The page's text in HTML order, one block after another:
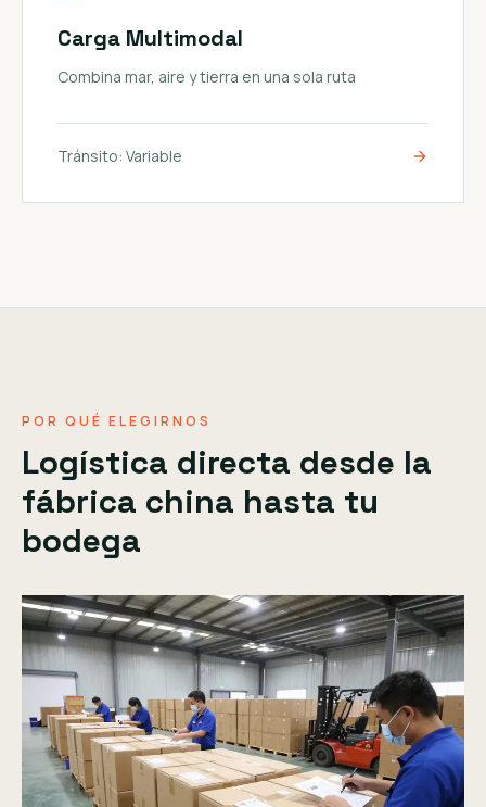
Carga Multimodal
Combina mar, aire y tierra en una sola ruta
Tránsito: Variable
POR QUÉ ELEGIRNOS
Logística directa desde la
fábrica china hasta tu
bodega